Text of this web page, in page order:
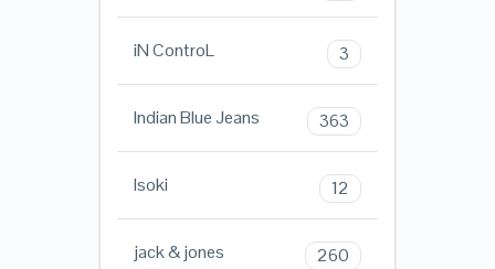
iN ControL 3
Indian Blue Jeans 363
Isoki 12
jack & jones 260